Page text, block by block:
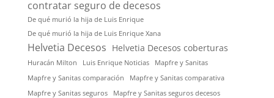
contratar seguro de decesos
De qué murió la hija de Luis Enrique
De qué murió la hija de Luis Enrique Xana
Helvetia Decesos Helvetia Decesos coberturas
Huracán Milton Luis Enrique Noticias
Mapfre y Sanitas
Mapfre y Sanitas comparación
Mapfre y Sanitas comparativa
Mapfre y Sanitas seguros
Mapfre y Sanitas seguros decesos